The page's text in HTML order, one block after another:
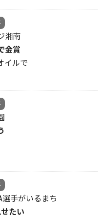
湘南
金賞
イルで
選手がいるまち
たい